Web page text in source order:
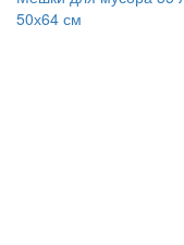
50х64 см